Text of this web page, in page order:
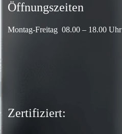
Öffnungszeiten
Montag-Freitag 08.00 – 18.00 Uhr
Zertifiziert: